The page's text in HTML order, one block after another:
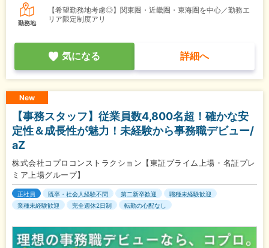
勤務地
【希望勤務地考慮◎】関東圏・近畿圏・東海圏を中心／勤務エ
リア限定制度アリ
気になる 詳細へ
New
【事務スタッフ】従業員数4,800名超！確かな安
定性＆成長性が魅力！未経験から事務職デビュー/
aZ
株式会社コプロコンストラクション【東証プライム上場・名証プレ
ミア上場グループ】
正社員 既卒・社会人経験不問 第二新卒歓迎
職種未経験歓迎
業種未経験歓迎
完全週休2日制 転勤の心配なし